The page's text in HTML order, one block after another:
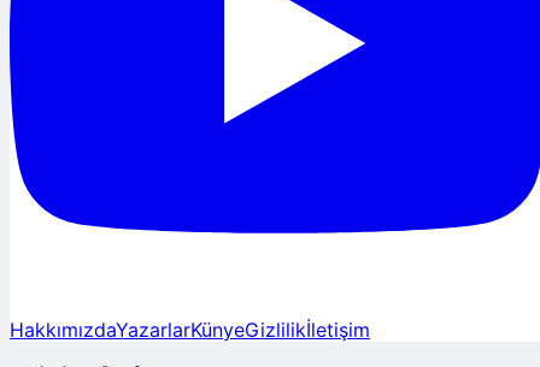
HakkımızdaYazarlarKünyeGizlilikİletişim